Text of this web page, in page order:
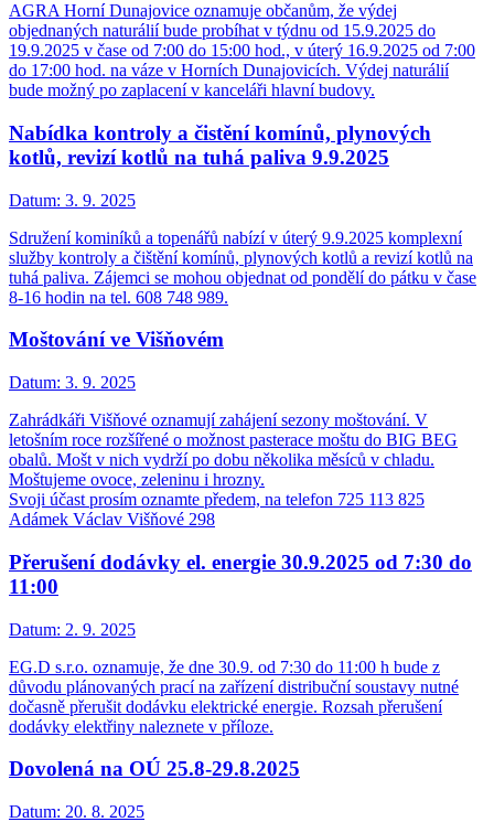
AGRA Horní Dunajovice oznamuje občanům, že výdej
objednaných naturálií bude probíhat v týdnu od 15.9.2025 do
19.9.2025 v čase od 7:00 do 15:00 hod., v úterý 16.9.2025 od 7:00
do 17:00 hod. na váze v Horních Dunajovicích. Výdej naturálií
bude možný po zaplacení v kanceláři hlavní budovy.
Nabídka kontroly a čistění komínů, plynových
kotlů, revizí kotlů na tuhá paliva 9.9.2025
Datum: 3. 9. 2025
Sdružení kominíků a topenářů nabízí v úterý 9.9.2025 komplexní
služby kontroly a čištění komínů, plynových kotlů a revizí kotlů na
tuhá paliva. Zájemci se mohou objednat od pondělí do pátku v čase
8-16 hodin na tel. 608 748 989.
Moštování ve Višňovém
Datum: 3. 9. 2025
Zahrádkáři Višňové oznamují zahájení sezony moštování. V
letošním roce rozšířené o možnost pasterace moštu do BIG BEG
obalů. Mošt v nich vydrží po dobu několika měsíců v chladu.
Moštujeme ovoce, zeleninu i hrozny.
Svoji účast prosím oznamte předem, na telefon 725 113 825
Adámek Václav Višňové 298
Přerušení dodávky el. energie 30.9.2025 od 7:30 do
11:00
Datum: 2. 9. 2025
EG.D s.r.o. oznamuje, že dne 30.9. od 7:30 do 11:00 h bude z
důvodu plánovaných prací na zařízení distribuční soustavy nutné
dočasně přerušit dodávku elektrické energie. Rozsah přerušení
dodávky elektřiny naleznete v příloze.
Dovolená na OÚ 25.8-29.8.2025
Datum: 20. 8. 2025